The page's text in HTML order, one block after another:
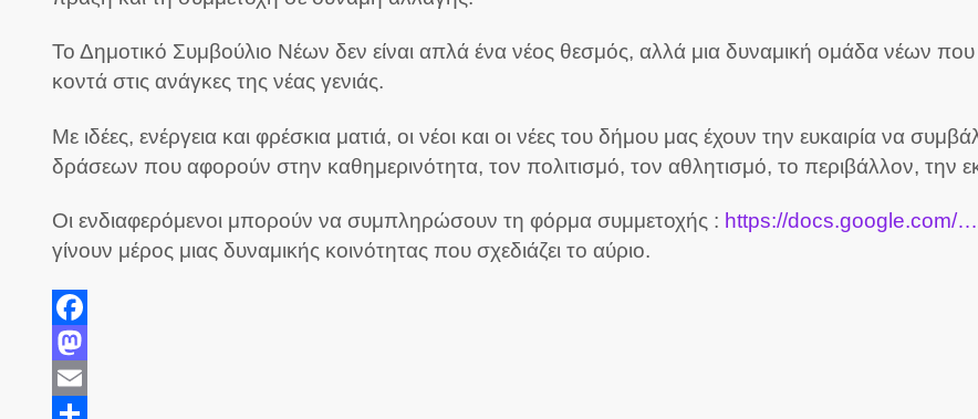
Το Δημοτικό Συμβούλιο Νέων δεν είναι απλά ένα νέος θεσμός, αλλά μια δυναμική ομάδα νέων που
κοντά στις ανάγκες της νέας γενιάς.
Με ιδέες, ενέργεια και φρέσκια ματιά, οι νέοι και οι νέες του δήμου μας έχουν την ευκαιρία να
δράσεων που αφορούν στην καθημερινότητα, τον πολιτισμό, τον αθλητισμό, το περιβάλλον, την
Οι ενδιαφερόμενοι μπορούν να συμπληρώσουν τη φόρμα συμμετοχής : https://
γίνουν μέρος μιας δυναμικής κοινότητας που σχεδιάζει το αύριο.
Facebook
Mastodon
Email